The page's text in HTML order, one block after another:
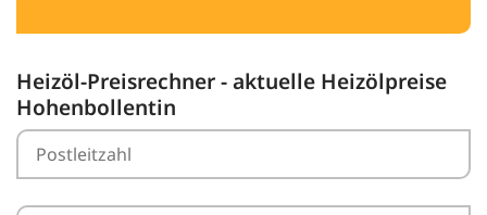
Heizöl-Preisrechner - aktuelle Heizölpreise
Hohenbollentin